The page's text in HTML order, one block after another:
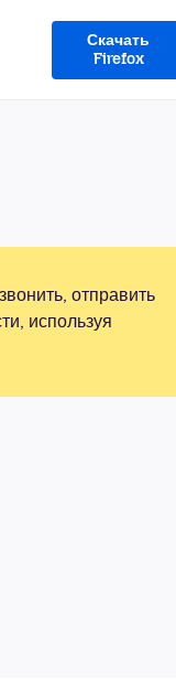
Скачать
Firefox
отправить
используя